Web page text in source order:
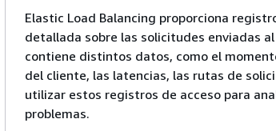
Elastic Load Balancing proporciona
detallada sobre las solicitudes enviadas
contiene distintos datos, como el
del cliente, las latencias, las rutas de
utilizar estos registros de acceso para
problemas.